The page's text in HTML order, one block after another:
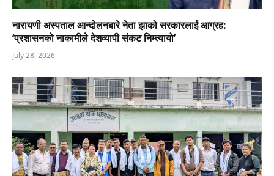
नारायणी अस्पताल आन्दोलनबारे नेता झाको सरकारलाई आग्रह:
‘प्रशासनको नाकामीले देशव्यापी संकट निम्त्यायो’
July 28, 2026